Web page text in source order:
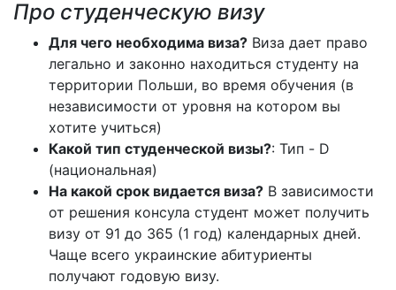
Про студенческую визу
Для чего необходима виза? Виза дает право
легально и законно находиться студенту на
территории Польши, во время обучения (в
независимости от уровня на котором вы
хотите учиться)
Какой тип студенческой визы?: Тип - D
(национальная)
На какой срок видается виза? В зависимости
от решения консула студент может получить
визу от 91 до 365 (1 год) календарных дней.
Чаще всего украинские абитуриенты
получают годовую визу.